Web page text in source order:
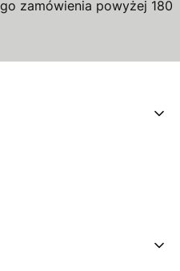
zamówienia powyżej 180